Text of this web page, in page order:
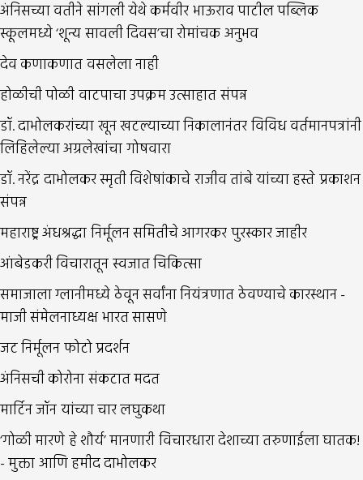
अंनिसच्या वतीने सांगली येथे कर्मवीर भाऊराव पाटील पब्लिक
स्कूलमध्ये ‘शून्य सावली दिवस’चा रोमांचक अनुभव
देव कणाकणात वसलेला नाही
होळीची पोळी वाटपाचा उपक्रम उत्साहात संपन्न
डॉ. दाभोलकरांच्या खून खटल्याच्या निकालानंतर विविध वर्तमानपत्रांनी
लिहिलेल्या अग्रलेखांचा गोषवारा
डॉ. नरेंद्र दाभोलकर स्मृती विशेषांकाचे राजीव तांबे यांच्या हस्ते प्रकाशन
संपन्न
महाराष्ट्र अंधश्रद्धा निर्मूलन समितीचे आगरकर पुरस्कार जाहीर
आंबेडकरी विचारातून स्वजात चिकित्सा
समाजाला ग्लानीमध्ये ठेवून सर्वांना नियंत्रणात ठेवण्याचे कारस्थान -
माजी संमेलनाध्यक्ष भारत सासणे
जट निर्मूलन फोटो प्रदर्शन
अंनिसची कोरोना संकटात मदत
मार्टिन जॉन यांच्या चार लघुकथा
‘गोळी मारणे हे शौर्य’ मानणारी विचारधारा देशाच्या तरुणाईला घातक!
- मुक्ता आणि हमीद दाभोलकर